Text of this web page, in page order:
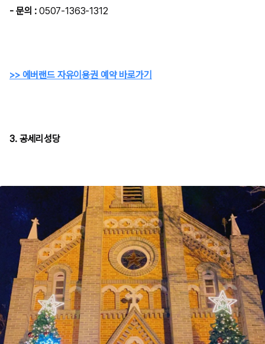
- 문의 : 0507-1363-1312
>> 에버랜드 자유이용권 예약 바로가기
3. 공세리성당